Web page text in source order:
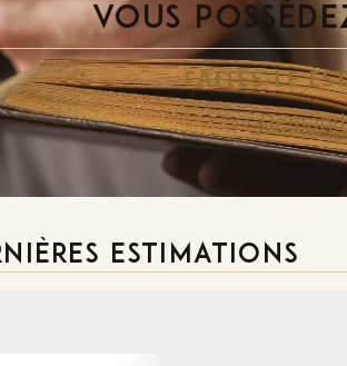
VOUS
FAITES-LE
ESTIMATIONS